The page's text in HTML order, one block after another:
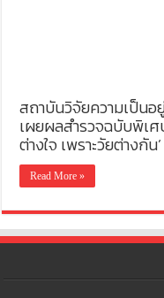
สถาบันวิจัยความเป็นอ
เผยผลสำรวจฉบับพิเศ
ต่างใจ เพราะวัยต่างกัน’
Read More »